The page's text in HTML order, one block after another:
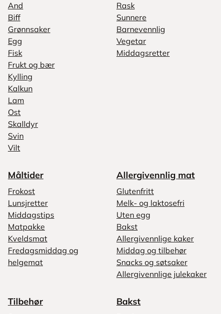
And
Biff
Grønnsaker
Egg
Fisk
Frukt og bær
Kylling
Kalkun
Lam
Ost
Skalldyr
Svin
Vilt
Rask
Sunnere
Barnevennlig
Vegetar
Middagsretter
Måltider
Frokost
Lunsjretter
Middagstips
Matpakke
Kveldsmat
Fredagsmiddag og
helgemat
Allergivennlig mat
Glutenfritt
Melk- og laktosefri
Uten egg
Bakst
Allergivennlige kaker
Middag og tilbehør
Snacks og søtsaker
Allergivennlige julekaker
Tilbehør Bakst